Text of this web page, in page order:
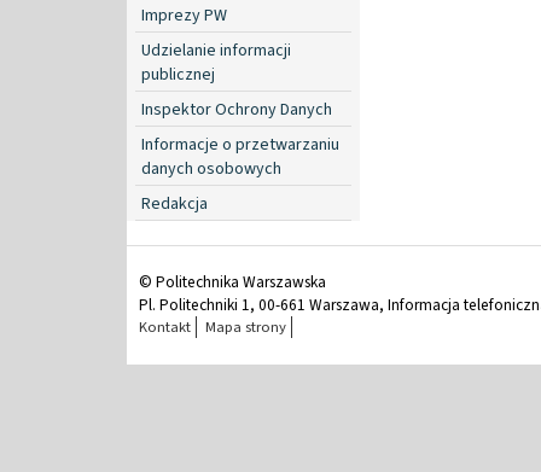
Imprezy PW
Udzielanie informacji
publicznej
Inspektor Ochrony Danych
Informacje o przetwarzaniu
danych osobowych
Redakcja
© Politechnika Warszawska
Pl. Politechniki 1, 00-661 Warszawa, Informacja
Kontakt Mapa strony